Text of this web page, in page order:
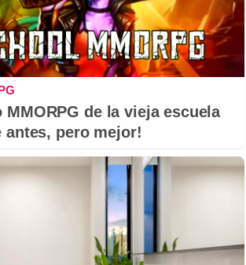
MMORPG de la vieja escuela
antes, pero mejor!